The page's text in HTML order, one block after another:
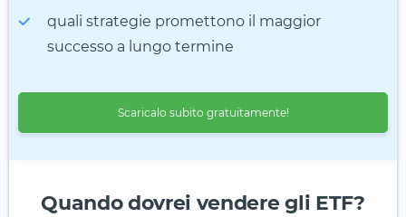
quali strategie promettono il maggior
successo a lungo termine
Scaricalo subito gratuitamente!
Quando dovrei vendere gli ETF?